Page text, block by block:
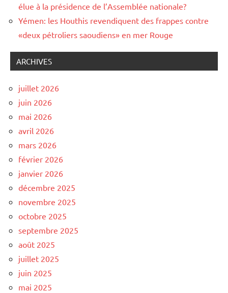
élue à la présidence de l’Assemblée nationale?
Yémen: les Houthis revendiquent des frappes contre
«deux pétroliers saoudiens» en mer Rouge
ARCHIVES
juillet 2026
juin 2026
mai 2026
avril 2026
mars 2026
février 2026
janvier 2026
décembre 2025
novembre 2025
octobre 2025
septembre 2025
août 2025
juillet 2025
juin 2025
mai 2025